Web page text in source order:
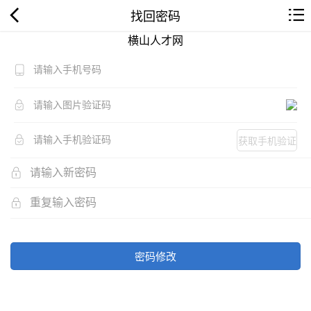
找回密码
横山人才网
获取手机验证
密码修改